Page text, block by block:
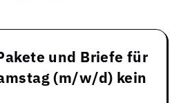
und Briefe für
(m/w/d) kein